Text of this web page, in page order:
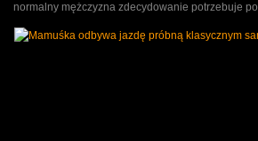
normalny mężczyzna zdecydowanie potrzebuje